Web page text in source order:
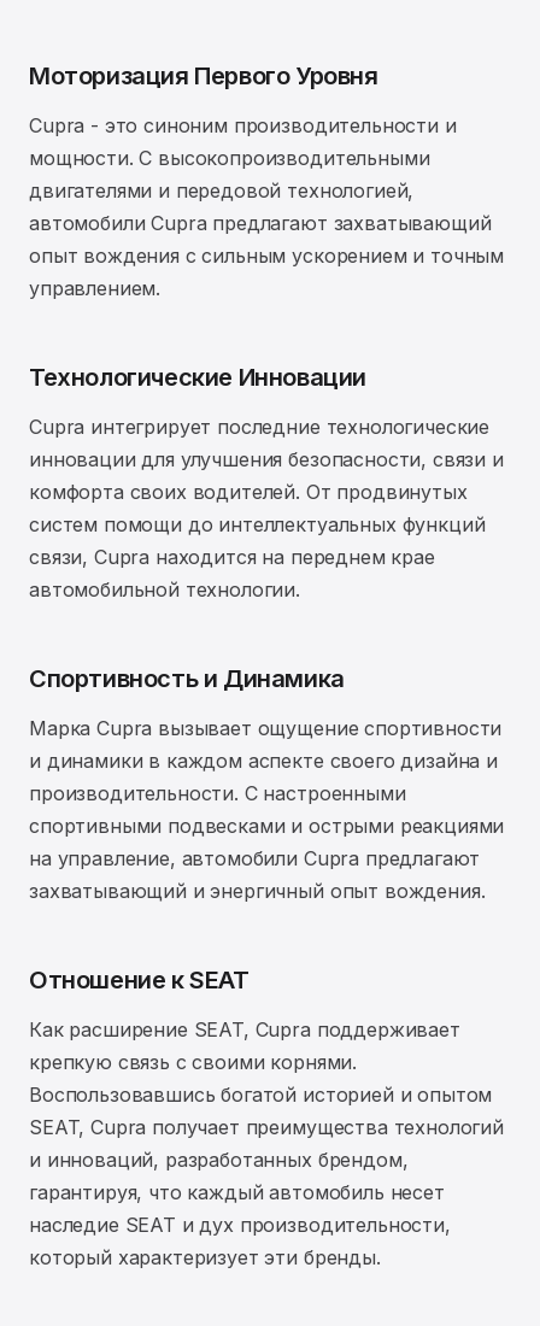
Моторизация Первого Уровня
Cupra - это синоним производительности и
мощности. С высокопроизводительными
двигателями и передовой технологией,
автомобили Cupra предлагают захватывающий
опыт вождения с сильным ускорением и точным
управлением.
Технологические Инновации
Cupra интегрирует последние технологические
инновации для улучшения безопасности, связи и
комфорта своих водителей. От продвинутых
систем помощи до интеллектуальных функций
связи, Cupra находится на переднем крае
автомобильной технологии.
Спортивность и Динамика
Марка Cupra вызывает ощущение спортивности
и динамики в каждом аспекте своего дизайна и
производительности. С настроенными
спортивными подвесками и острыми реакциями
на управление, автомобили Cupra предлагают
захватывающий и энергичный опыт вождения.
Отношение к SEAT
Как расширение SEAT, Cupra поддерживает
крепкую связь с своими корнями.
Воспользовавшись богатой историей и опытом
SEAT, Cupra получает преимущества технологий
и инноваций, разработанных брендом,
гарантируя, что каждый автомобиль несет
наследие SEAT и дух производительности,
который характеризует эти бренды.